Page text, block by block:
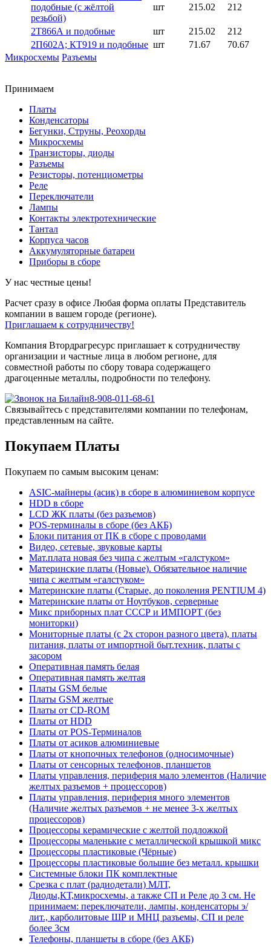
подобные (с жёлтой
резьбой)
шт 215.02 212
2Т866А и подобные шт 215.02
212
2П602А; КТ919 и подобные шт 71.67
70.67
Микросхемы Разъемы
Принимаем
Платы
Конденсаторы
Бегунки, Струны, Реохорды
Микросхемы
Транзисторы, диоды
Разъемы
Резисторы, потенциометры
Реле
Переключатели
Лампы
Контакты электротехнические
Тантал
Корпуса часов
Аккумуляторные батареи
Приборы в сборе
У нас честные цены!
Расчет сразу в офисе Любая форма оплаты Представитель
компании в вашем городе (регионе).
Приглашаем к сотрудничеству!
Компания Втордрагресурс приглашает к сотрудничеству
организации и частные лица в любом регионе, для
совместной работы по сбору товара содержащего
драгоценные металлы, подробности по телефону.
8-908-011-68-61
Связывайтесь с представителями компании по телефонам,
представленным на сайте.
Покупаем Платы
Покупаем по самым высоким ценам:
ASIC-майнеры (асик) в сборе в алюминиевом корпусе
HDD в сборе
LCD ЖК платы (без разъемов)
POS-терминалы в сборе (без АКБ)
Блоки питания от ПК в сборе с проводами
Видео, сетевые, звуковые карты
Мат.плата новая без чипа с желтым «галстуком»
Материнские платы (Новые). Обязательное наличие
чипа с желтым «галстуком»
Материнские платы (Старые, до поколения PENTIUM 4)
Материнские платы от Ноутбуков, серверные
Микс приборных плат СССР и ИМПОРТ (без
мониторки)
Мониторные платы (с 2х сторон разного цвета), платы
питания, платы от импортной быт.техник, платы с
засором
Оперативная память белая
Оперативная память желтая
Платы GSM белые
Платы GSM желтые
Платы от CD-ROM
Платы от HDD
Платы от POS-Терминалов
Платы от асиков алюминиевые
Платы от кнопочных телефонов (односимочные)
Платы от сенсорных телефонов, планшетов
Платы управления, периферия мало элементов (Наличие
желтых разъемов + процессоров)
Платы управления, периферия много элементов
(Наличие желтых разъемов + не менее 3-х желтых
процессоров)
Процессоры керамические с желтой подложкой
Процессоры маленькие с металлической крышкой микс
Процессоры пластиковые (Чёрные)
Процессоры пластиковые большие без металл. крышки
Системные блоки ПК комплектные
Срезка с плат (радиодетали) МЛТ,
Диоды,КТ,микросхемы, а также СП и Реле до 3 см. Не
принимаем: переключатели, лампы, конденсаторы э/
лит., карболитовые ШР и МНЦ разъемы, СП и реле
более 3см
Телефоны, планшеты в сборе (без АКБ)